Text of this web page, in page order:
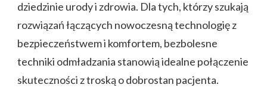
dziedzinie urody i zdrowia. Dla tych, którzy szukają
rozwiązań łączących nowoczesną technologię z
bezpieczeństwem i komfortem, bezbolesne
techniki odmładzania stanowią idealne połączenie
skuteczności z troską o dobrostan pacjenta.